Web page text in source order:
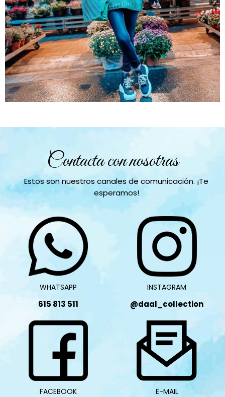
Contacta con nosotras
Estos son nuestros canales de comunicación. ¡Te
esperamos!
WHATSAPP
615 813 511
INSTAGRAM
@daal_collection
FACEBOOK E-MAIL